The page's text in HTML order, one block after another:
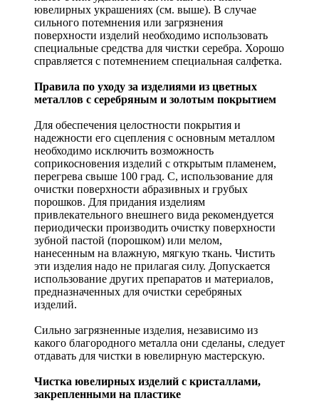
ювелирных украшениях (см. выше). В случае
сильного потемнения или загрязнения
поверхности изделий необходимо использовать
специальные средства для чистки серебра. Хорошо
справляется с потемнением специальная салфетка.
Правила по уходу за изделиями из цветных
металлов с серебряным и золотым покрытием
Для обеспечения целостности покрытия и
надежности его сцепления с основным металлом
необходимо исключить возможность
соприкосновения изделий с открытым пламенем,
перегрева свыше 100 град. С, использование для
очистки поверхности абразивных и грубых
порошков. Для придания изделиям
привлекательного внешнего вида рекомендуется
периодически производить очистку поверхности
зубной пастой (порошком) или мелом,
нанесенным на влажную, мягкую ткань. Чистить
эти изделия надо не прилагая силу. Допускается
использование других препаратов и материалов,
предназначенных для очистки серебряных
изделий.
Сильно загрязненные изделия, независимо из
какого благородного металла они сделаны, следует
отдавать для чистки в ювелирную мастерскую.
Чистка ювелирных изделий с кристаллами,
закрепленными на пластике